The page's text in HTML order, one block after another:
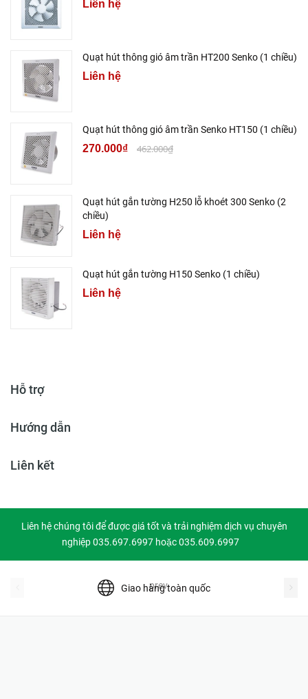
Liên hệ
Quạt hút thông gió âm trần HT200 Senko (1 chiều)
Liên hệ
Quạt hút thông gió âm trần Senko HT150 (1 chiều)
270.000₫ 462.000₫
Quạt hút gắn tường H250 lỗ khoét 300 Senko (2
chiều)
Liên hệ
Quạt hút gắn tường H150 Senko (1 chiều)
Liên hệ
Hỗ trợ
Hướng dẫn
Liên kết
Liên hệ chúng tôi để được giá tốt và trải nghiệm dịch vụ chuyên
nghiệp 035.697.6997 hoặc 035.609.6997
Giao hàng toàn quốc
prev